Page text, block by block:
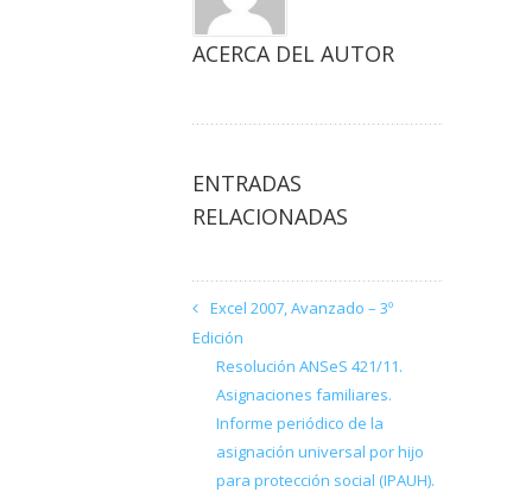
ACERCA DEL AUTOR
ENTRADAS
RELACIONADAS
Excel 2007, Avanzado – 3º
Edición
Resolución ANSeS 421/11.
Asignaciones familiares.
Informe periódico de la
asignación universal por hijo
para protección social (IPAUH).